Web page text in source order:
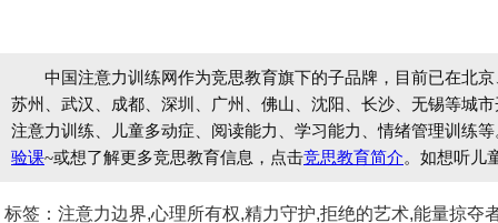
中国注意力训练网作为竞思教育旗下的子品牌，目前已在北
苏州、武汉、成都、深圳、广州、佛山、沈阳、长沙、无锡等城
注意力训练、儿童多动症、阅读能力、学习能力、情绪管理训练
验课~或想了解更多竞思教育信息，点击竞思教育简介。如想听儿
标签：注意力边界,心理所有权,精力守护,拒绝的艺术,能量掠夺